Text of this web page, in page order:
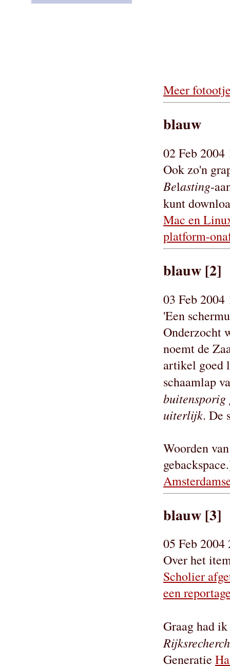
Meer
blauw
02 Feb 2004
Ook zo'n
Belasting-
kunt
Mac en
platform-
blauw [2]
03 Feb 2004
'Een
Onderzocht
noemt de
artikel goed
schaamlap
buitensporig
uiterlijk. De
Woorden
blauw [3]
05 Feb 2004
Over het
Scholier
een
Graag had
Generatie